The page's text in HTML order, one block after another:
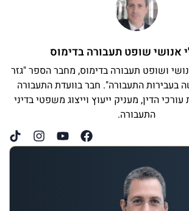
אנושי שופט תעבורה בדימוס
ושופט תעבורה בדימוס, מחבר הספר "גזר
בעבירות התעבורה". חבר בוועדת התעבורה
הדין, מעניק ייעוץ וייצוג משפטי בדיני
התעבורה.